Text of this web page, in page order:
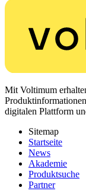
Mit Voltimum
digitalen Plattform
Sitemap
Startseite
News
Akademie
Produktsuche
Partner